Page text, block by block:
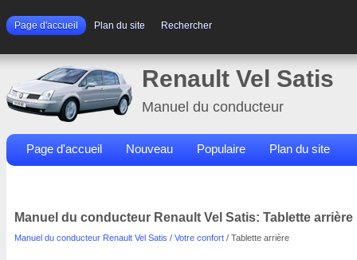
Page d'accueil Plan du site Rechercher
Renault Vel Satis
Manuel du conducteur
Page d'accueil Nouveau Populaire Plan du site
Manuel du conducteur Renault Vel Satis: Tablette arrière
Manuel du conducteur Renault Vel Satis / Votre confort / Tablette arrière